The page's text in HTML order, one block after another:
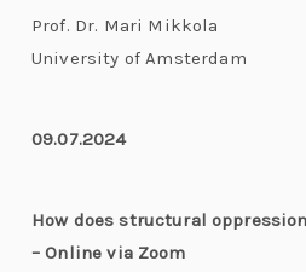
Prof. Dr. Mari Mikkola
University of Amsterdam
09.07.2024
How does structural
– Online via Zoom